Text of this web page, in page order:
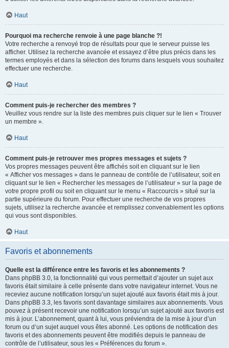
Haut
Pourquoi ma recherche renvoie à une page blanche ?!
Votre recherche a renvoyé trop de résultats pour que le serveur puisse les
afficher. Utilisez la recherche avancée et essayez d’être plus précis dans les
termes employés et dans la sélection des forums dans lesquels vous souhaitez
effectuer une recherche.
Haut
Comment puis-je rechercher des membres ?
Veuillez vous rendre sur la liste des membres puis cliquer sur le lien « Trouver
un membre ».
Haut
Comment puis-je retrouver mes propres messages et sujets ?
Vos propres messages peuvent être affichés soit en cliquant sur le lien
« Afficher vos messages » dans le panneau de contrôle de l’utilisateur, soit en
cliquant sur le lien « Rechercher les messages de l’utilisateur » sur la page de
votre propre profil ou soit en cliquant sur le menu « Raccourcis » situé sur la
partie supérieure du forum. Pour effectuer une recherche de vos propres
sujets, utilisez la recherche avancée et remplissez convenablement les options
qui vous sont disponibles.
Haut
Favoris et abonnements
Quelle est la différence entre les favoris et les abonnements ?
Dans phpBB 3.0, la fonctionnalité qui vous permettait d’ajouter un sujet aux
favoris était similaire à celle présente dans votre navigateur internet. Vous ne
receviez aucune notification lorsqu’un sujet ajouté aux favoris était mis à jour.
Dans phpBB 3.3, les favoris sont davantage similaires aux abonnements. Vous
pouvez à présent recevoir une notification lorsqu’un sujet ajouté aux favoris est
mis à jour. L’abonnement, quant à lui, vous préviendra de la mise à jour d’un
forum ou d’un sujet auquel vous êtes abonné. Les options de notification des
favoris et des abonnements peuvent être modifiés depuis le panneau de
contrôle de l’utilisateur, sous les « Préférences du forum ».